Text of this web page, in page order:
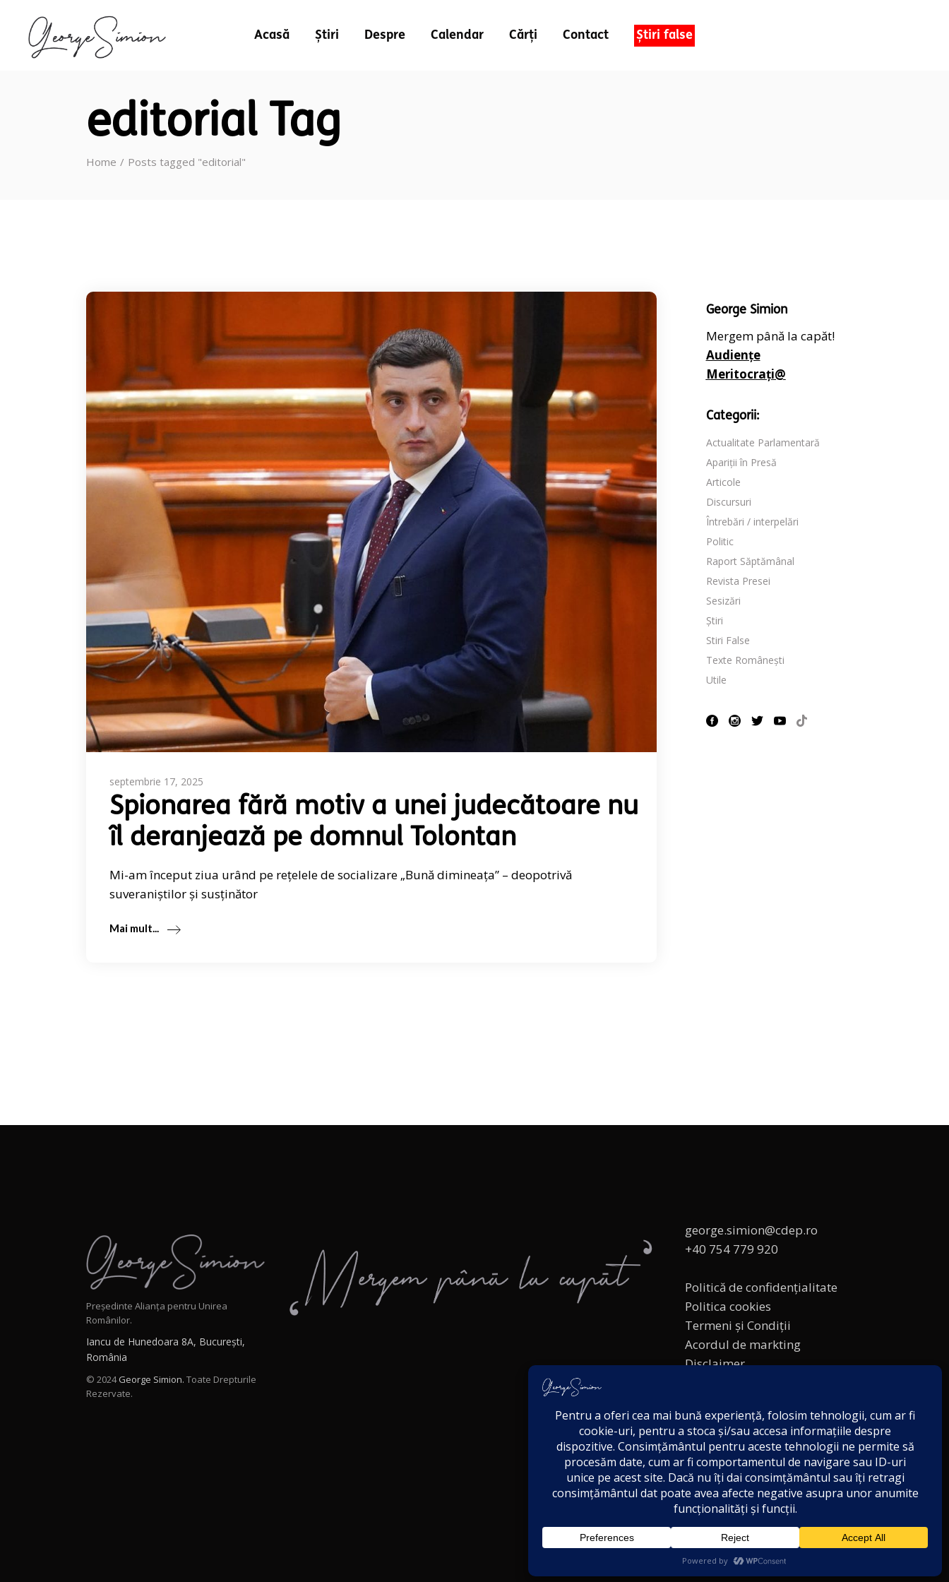
Acasă Știri Despre Calendar Cărți Contact Știri false
editorial Tag
Home Posts tagged "editorial"
septembrie 17, 2025
Spionarea fără motiv a unei judecătoare nu
îl deranjează pe domnul Tolontan
Mi-am început ziua urând pe rețelele de socializare „Bună dimineața” – deopotrivă
suveraniștilor și susținător
Mai mult...
George Simion
Mergem până la capăt!
Audiențe
Meritocrați@
Categorii:
Actualitate Parlamentară
Apariții în Presă
Articole
Discursuri
Întrebări / interpelări
Politic
Raport Săptămânal
Revista Presei
Sesizări
Știri
Stiri False
Texte Românești
Utile
Președinte Alianța pentru Unirea
Românilor.
Iancu de Hunedoara 8A, București,
România
© 2024George Simion. Toate Drepturile
Rezervate.
george.simion@cdep.ro
+40 754 779 920
Politică de confidențialitate
Politica cookies
Termeni și Condiții
Acordul de markting
Disclaimer